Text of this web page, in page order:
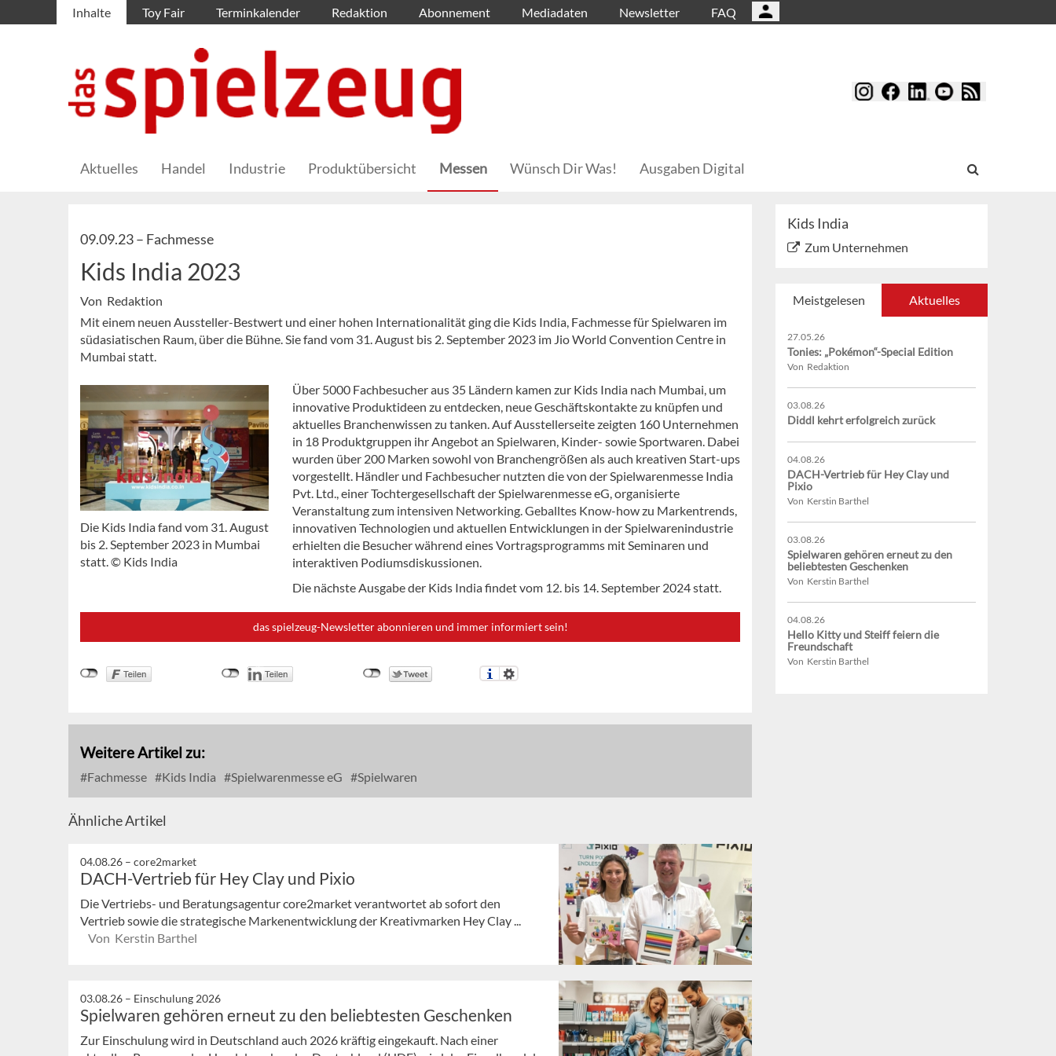
Inhalte Toy Fair Terminkalender Redaktion Abonnement Mediadaten Newsletter FAQ
Aktuelles Handel Industrie Produktübersicht Messen Wünsch Dir Was! Ausgaben Digital
09.09.23 – Fachmesse
Kids India 2023
Von Redaktion
Mit einem neuen Aussteller-Bestwert und einer hohen Internationalität ging die Kids India, Fachmesse für Spielwaren im
südasiatischen Raum, über die Bühne. Sie fand vom 31. August bis 2. September 2023 im Jio World Convention Centre in
Mumbai statt.
Die Kids India fand vom 31. August
bis 2. September 2023 in Mumbai
statt. © Kids India
Über 5000 Fachbesucher aus 35 Ländern kamen zur Kids India nach Mumbai, um
innovative Produktideen zu entdecken, neue Geschäftskontakte zu knüpfen und
aktuelles Branchenwissen zu tanken. Auf Ausstellerseite zeigten 160 Unternehmen
in 18 Produktgruppen ihr Angebot an Spielwaren, Kinder- sowie Sportwaren. Dabei
wurden über 200 Marken sowohl von Branchengrößen als auch kreativen Start-ups
vorgestellt. Händler und Fachbesucher nutzten die von der Spielwarenmesse India
Pvt. Ltd., einer Tochtergesellschaft der Spielwarenmesse eG, organisierte
Veranstaltung zum intensiven Networking. Geballtes Know-how zu Markentrends,
innovativen Technologien und aktuellen Entwicklungen in der Spielwarenindustrie
erhielten die Besucher während eines Vortragsprogramms mit Seminaren und
interaktiven Podiumsdiskussionen.
Die nächste Ausgabe der Kids India findet vom 12. bis 14. September 2024 statt.
das spielzeug-Newsletter abonnieren und immer informiert sein!
Weitere Artikel zu:
Fachmesse Kids India Spielwarenmesse eG Spielwaren
Ähnliche Artikel
04.08.26 – core2market
DACH-Vertrieb für Hey Clay und Pixio
Die Vertriebs- und Beratungsagentur core2market verantwortet ab sofort den
Vertrieb sowie die strategische Markenentwicklung der Kreativmarken Hey Clay ...
Von Kerstin Barthel
03.08.26 – Einschulung 2026
Spielwaren gehören erneut zu den beliebtesten Geschenken
Zur Einschulung wird in Deutschland auch 2026 kräftig eingekauft. Nach einer
Kids India
Zum Unternehmen
Meistgelesen Aktuelles
27.05.26
Tonies: „Pokémon“-Special Edition
Von Redaktion
03.08.26
Diddl kehrt erfolgreich zurück
04.08.26
DACH-Vertrieb für Hey Clay und
Pixio
Von Kerstin Barthel
03.08.26
Spielwaren gehören erneut zu den
beliebtesten Geschenken
Von Kerstin Barthel
04.08.26
Hello Kitty und Steiff feiern die
Freundschaft
Von Kerstin Barthel